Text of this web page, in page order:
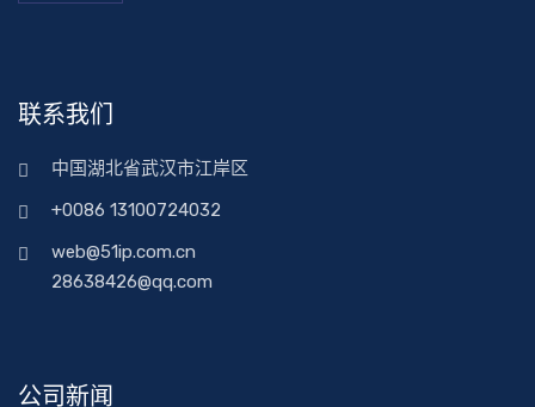
联系我们
中国湖北省武汉市江岸区
+0086 13100724032
web@51ip.com.cn
28638426@qq.com
公司新闻